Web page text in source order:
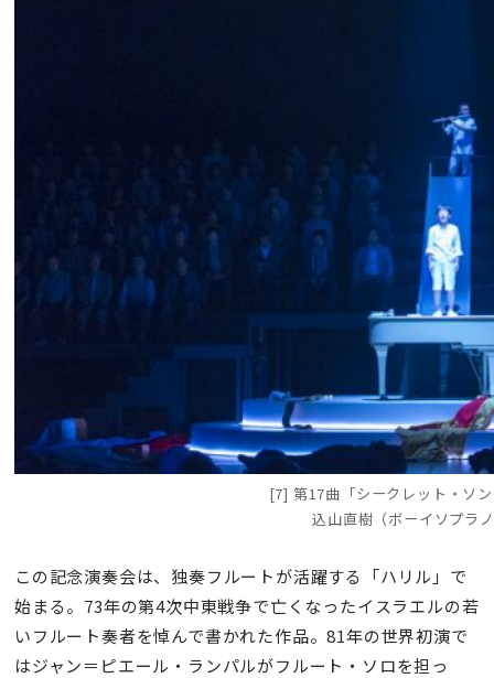
[7] 第17曲「シークレット・ソ
込山直樹（ボーイソプラ
この記念演奏会は、独奏フルートが活躍する「ハリル」で
始まる。73年の第4次中東戦争で亡くなったイスラエルの若
いフルート奏者を悼んで書かれた作品。81年の世界初演で
はジャン＝ピエール・ランパルがフルート・ソロを担っ